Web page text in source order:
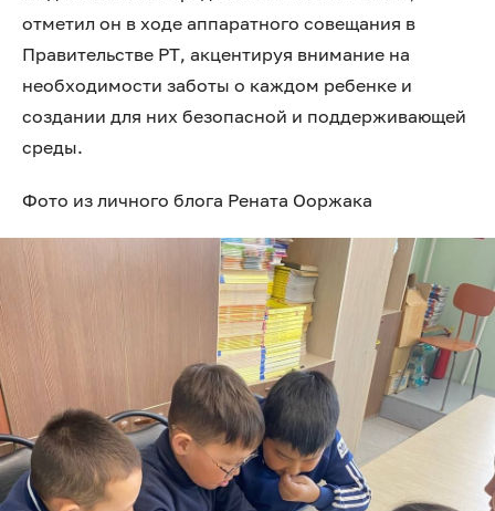
отметил он в ходе аппаратного совещания в
Правительстве РТ, акцентируя внимание на
необходимости заботы о каждом ребенке и
создании для них безопасной и поддерживающей
среды.
Фото из личного блога Рената Ооржака